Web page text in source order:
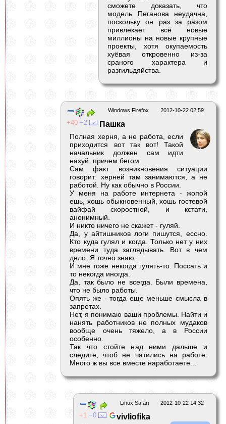
сможете доказать, что
модель Пеганова неудачна,
поскольку он раз за разом
привлекает всё новые
миллионы на новые крупные
проекты, хотя окупаемость
хуёвая откровенно из-за
сраного характера и
разгильдяйства.
2012-10-22 02:59
Windows Firefox
40 2 Пашка
Полная херня, а не работа, если
приходится вот так вот! Такой
начальник должен сам идти
нахуй, причем бегом.
Сам факт возникновения ситуации
говорит: херней там занимаются, а не
работой. Ну как обычно в России.
У меня на работе интернета - жопой
ешь, хошь обыкновенный, хошь гостевой
вайфай скоростной, и кстати,
анонимный.
И никто ничего не скажет - гуляй.
Да, у айтишников логи пишутся, ессно.
Кто куда гулял и когда. Только нет у них
времени туда заглядывать. Вот в чем
дело. Я точно знаю.
И мне тоже некогда гулять-то. Поссать и
то некогда иногда.
Да, так было не всегда. Были времена,
что не было работы.
Опять же - тогда еще меньше смысла в
запретах.
Нет, я понимаю ваши проблемы. Найти и
нанять работников не полных мудаков
вообще очень тяжело, а в России
особенно.
Так что стойте над ними дальше и
следите, чтоб не чатились на работе.
Много ж вы все вместе наработаете...
2012-10-22 14:32
Linux Safari
1 0 vivliofika